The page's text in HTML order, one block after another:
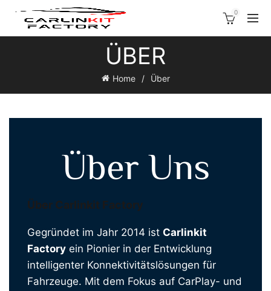
0
ÜBER
Home Über
Über Uns
Über Carlinkit Factory
Gegründet im Jahr 2014 ist Carlinkit
Factory ein Pionier in der Entwicklung
intelligenter Konnektivitätslösungen für
Fahrzeuge. Mit dem Fokus auf CarPlay- und